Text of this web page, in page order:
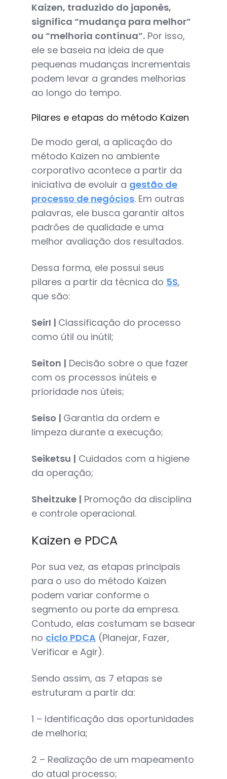
Kaizen, traduzido do japonês,
significa “mudança para melhor”
ou “melhoria contínua”. Por isso,
ele se baseia na ideia de que
pequenas mudanças incrementais
podem levar a grandes melhorias
ao longo do tempo.
Pilares e etapas do método Kaizen
De modo geral, a aplicação do
método Kaizen no ambiente
corporativo acontece a partir da
iniciativa de evoluir a gestão de
processo de negócios. Em outras
palavras, ele busca garantir altos
padrões de qualidade e uma
melhor avaliação dos resultados.
Dessa forma, ele possui seus
pilares a partir da técnica do 5S,
que são:
SeirI | Classificação do processo
como útil ou inútil;
Seiton | Decisão sobre o que fazer
com os processos inúteis e
prioridade nos úteis;
Seiso | Garantia da ordem e
limpeza durante a execução;
Seiketsu | Cuidados com a higiene
da operação;
Sheitzuke | Promoção da disciplina
e controle operacional.
Kaizen e PDCA
Por sua vez, as etapas principais
para o uso do método Kaizen
podem variar conforme o
segmento ou porte da empresa.
Contudo, elas costumam se basear
no ciclo PDCA (Planejar, Fazer,
Verificar e Agir).
Sendo assim, as 7 etapas se
estruturam a partir da:
1 – Identificação das oportunidades
de melhoria;
2 – Realização de um mapeamento
do atual processo;